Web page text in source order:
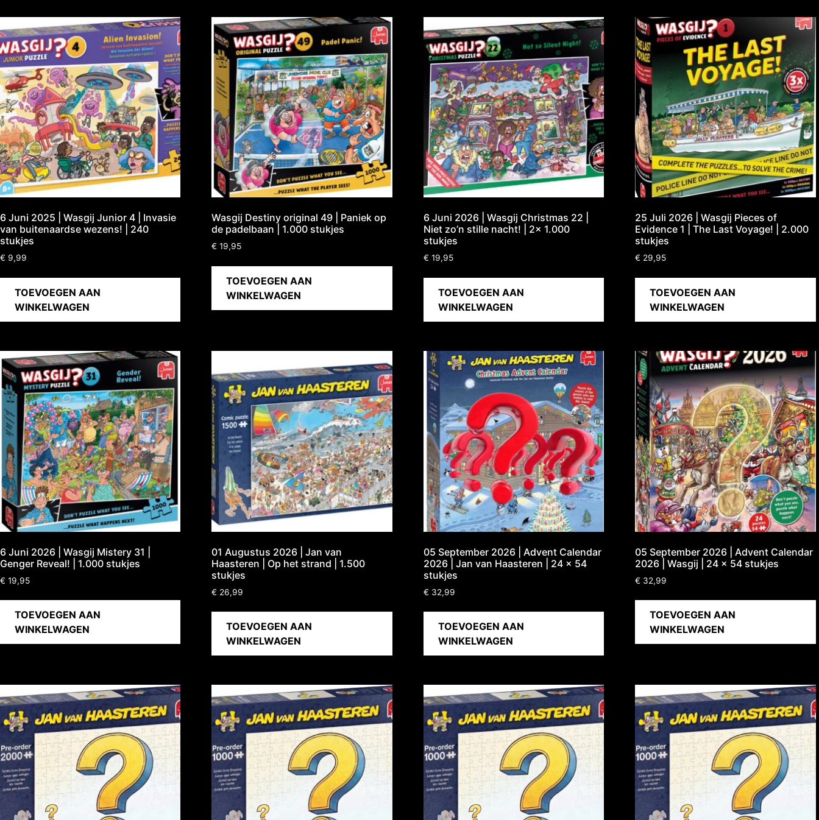
6 Juni 2025 | Wasgij Junior 4 | Invasie
van buitenaardse wezens! | 240
stukjes
€ 9,99
TOEVOEGEN AAN
WINKELWAGEN
Wasgij Destiny original 49 | Paniek op
de padelbaan | 1.000 stukjes
€ 19,95
TOEVOEGEN AAN
WINKELWAGEN
6 Juni 2026 | Wasgij Christmas 22 |
Niet zo’n stille nacht! | 2x 1.000
stukjes
€ 19,95
TOEVOEGEN AAN
WINKELWAGEN
25 Juli 2026 | Wasgij Pieces of
Evidence 1 | The Last Voyage! | 2.000
stukjes
€ 29,95
TOEVOEGEN AAN
WINKELWAGEN
6 Juni 2026 | Wasgij Mistery 31 |
Genger Reveal! | 1.000 stukjes
€ 19,95
TOEVOEGEN AAN
WINKELWAGEN
01 Augustus 2026 | Jan van
Haasteren | Op het strand | 1.500
stukjes
€ 26,99
TOEVOEGEN AAN
WINKELWAGEN
05 September 2026 | Advent Calendar
2026 | Jan van Haasteren | 24 x 54
stukjes
€ 32,99
TOEVOEGEN AAN
WINKELWAGEN
05 September 2026 | Advent Calendar
2026 | Wasgij | 24 x 54 stukjes
€ 32,99
TOEVOEGEN AAN
WINKELWAGEN